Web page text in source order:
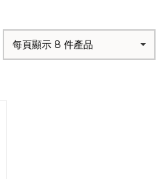
每頁顯示 8 件產品